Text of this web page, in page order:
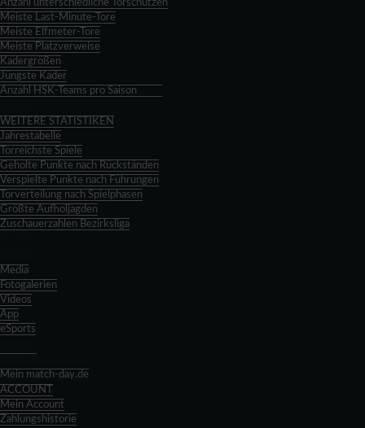
Anzahl unterschiedliche Torschützen
Meiste Last-Minute-Tore
Meiste Elfmeter-Tore
Meiste Platzverweise
Kadergrößen
Jüngste Kader
Anzahl HSK-Teams pro Saison
WEITERE STATISTIKEN
Jahrestabelle
Torreichste Spiele
Geholte Punkte nach Rückständen
Verspielte Punkte nach Führungen
Torverteilung nach Spielphasen
Größte Aufholjagden
Zuschauerzahlen Bezirksliga
Media
Fotogalerien
Videos
App
eSports
Mein match-day.de
ACCOUNT
Mein Account
Zahlungshistorie